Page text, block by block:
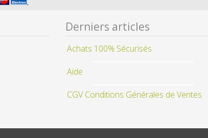
Derniers articles
Achats 100% Sécurisés
Aide
CGV Conditions Générales de Ventes